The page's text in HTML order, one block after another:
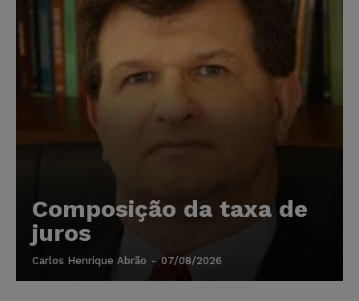
Composição da taxa de
juros
Carlos Henrique Abrão - 07/08/2026